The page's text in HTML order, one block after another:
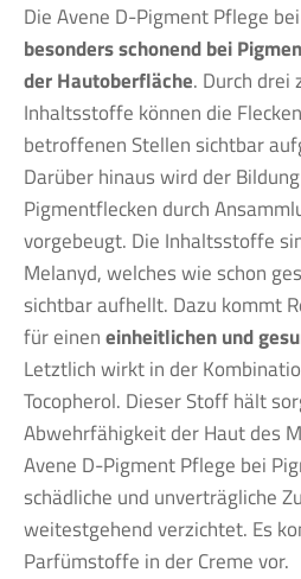
Die Avene D-Pigment Pflege
besonders schonend bei
der Hautoberfläche. Durch drei
Inhaltsstoffe können die
betroffenen Stellen sichtbar
Darüber hinaus wird der
Pigmentflecken durch
vorgebeugt. Die Inhaltsstoffe
Melanyd, welches wie schon
sichtbar aufhellt. Dazu kommt
für eineneinheitlichen und
Letztlich wirkt in der
Tocopherol. Dieser Stoff hält
Abwehrfähigkeit der Haut des
Avene D-Pigment Pflege bei
schädliche und unverträgliche
weitestgehend verzichtet. Es
Parfümstoffe in der Creme vor.